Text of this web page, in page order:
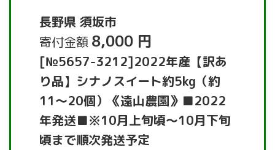
長野県 須坂市
寄付金額 8,000 円
[№5657-3212]2022年産【訳あ
り品】シナノスイート約5kg（約
11～20個）《遠山農園》■2022
年発送■※10月上旬頃～10月下旬
頃まで順次発送予定